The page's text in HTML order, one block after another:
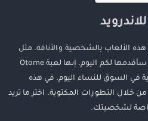
الألعاب بالشخصية والأناقة. مثل
قصة الحب النصية: ChatLinx التي سأقدمها لكم اليوم. إنها لعبة Otome
في السوق للنساء اليوم. في هذه
خلال التطورات المكتوبة. اختر ما تريد
لشخصيتك.